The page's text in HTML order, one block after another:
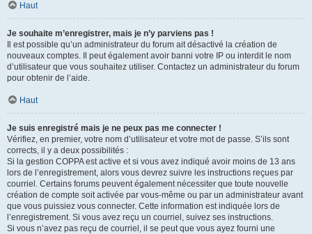
Haut
Je souhaite m’enregistrer, mais je n’y parviens pas !
Il est possible qu’un administrateur du forum ait désactivé la création de
nouveaux comptes. Il peut également avoir banni votre IP ou interdit le nom
d’utilisateur que vous souhaitez utiliser. Contactez un administrateur du forum
pour obtenir de l’aide.
Haut
Je suis enregistré mais je ne peux pas me connecter !
Vérifiez, en premier, votre nom d’utilisateur et votre mot de passe. S’ils sont
corrects, il y a deux possibilités :
Si la gestion COPPA est active et si vous avez indiqué avoir moins de 13 ans
lors de l’enregistrement, alors vous devrez suivre les instructions reçues par
courriel. Certains forums peuvent également nécessiter que toute nouvelle
création de compte soit activée par vous-même ou par un administrateur avant
que vous puissiez vous connecter. Cette information est indiquée lors de
l’enregistrement. Si vous avez reçu un courriel, suivez ses instructions.
Si vous n’avez pas reçu de courriel, il se peut que vous ayez fourni une